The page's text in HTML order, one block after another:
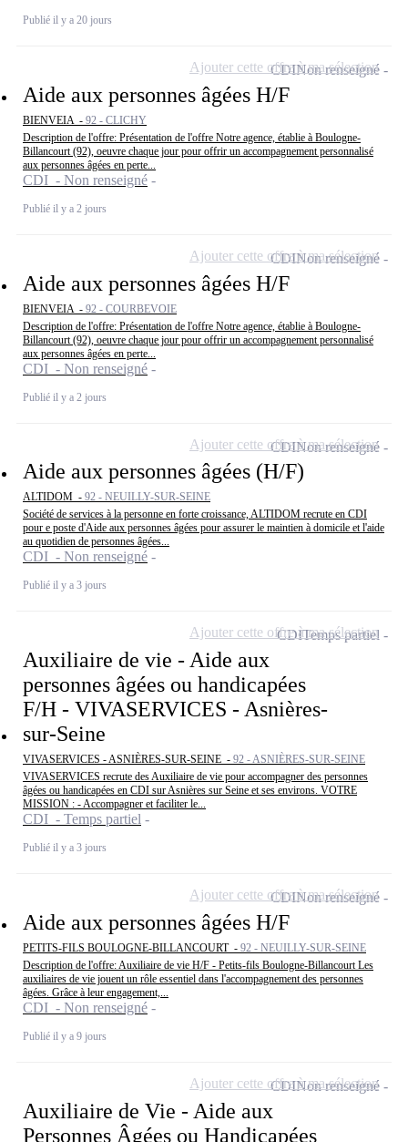
Publié il y a 20 jours
Aide aux personnes âgées H/F
BIENVEIA - 92 - CLICHY
Description de l'offre: Présentation de l'offre Notre agence, établie à Boulogne-
Billancourt (92), oeuvre chaque jour pour offrir un accompagnement personnalisé
aux personnes âgées en perte...
CDI - Non renseigné
Publié il y a 2 jours
CDINon renseigné
Ajouter cette offre à ma sélection
Aide aux personnes âgées H/F
BIENVEIA - 92 - COURBEVOIE
Description de l'offre: Présentation de l'offre Notre agence, établie à Boulogne-
Billancourt (92), oeuvre chaque jour pour offrir un accompagnement personnalisé
aux personnes âgées en perte...
CDI - Non renseigné
Publié il y a 2 jours
CDINon renseigné
Ajouter cette offre à ma sélection
Aide aux personnes âgées (H/F)
ALTIDOM - 92 - NEUILLY-SUR-SEINE
Société de services à la personne en forte croissance, ALTIDOM recrute en CDI
pour e poste d'Aide aux personnes âgées pour assurer le maintien à domicile et l'aide
au quotidien de personnes âgées...
CDI - Non renseigné
Publié il y a 3 jours
CDINon renseigné
Ajouter cette offre à ma sélection
Auxiliaire de vie - Aide aux
personnes âgées ou handicapées
F/H - VIVASERVICES - Asnières-
sur-Seine
VIVASERVICES - ASNIÈRES-SUR-SEINE - 92 - ASNIÈRES-SUR-SEINE
VIVASERVICES recrute des Auxiliaire de vie pour accompagner des personnes
âgées ou handicapées en CDI sur Asnières sur Seine et ses environs. VOTRE
MISSION : - Accompagner et faciliter le...
CDI - Temps partiel
Publié il y a 3 jours
CDITemps partiel
Ajouter cette offre à ma sélection
Aide aux personnes âgées H/F
PETITS-FILS BOULOGNE-BILLANCOURT - 92 - NEUILLY-SUR-SEINE
Description de l'offre: Auxiliaire de vie H/F - Petits-fils Boulogne-Billancourt Les
auxiliaires de vie jouent un rôle essentiel dans l'accompagnement des personnes
âgées. Grâce à leur engagement,...
CDI - Non renseigné
Publié il y a 9 jours
CDINon renseigné
Ajouter cette offre à ma sélection
Auxiliaire de Vie - Aide aux
Personnes Âgées ou Handicapées
CDINon renseigné
Ajouter cette offre à ma sélection